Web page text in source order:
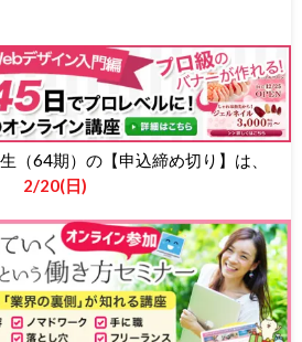
（64期）の【申込締め切り】は、
2/20(日)